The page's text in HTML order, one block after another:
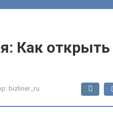
Как открыть
bizliner_ru